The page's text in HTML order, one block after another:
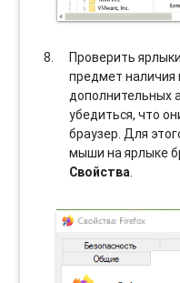
Проверить
предмет наличия
дополнительных
убедиться, что
браузер. Для
мыши на ярлыке
Свойства